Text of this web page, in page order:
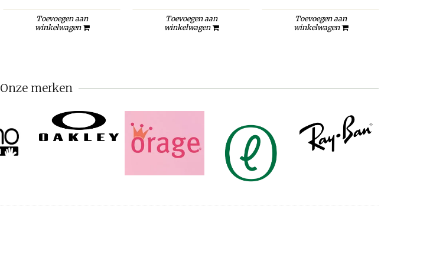
Toevoegen aan
winkelwagen
Toevoegen aan
winkelwagen
Toevoegen aan
winkelwagen
Onze merken